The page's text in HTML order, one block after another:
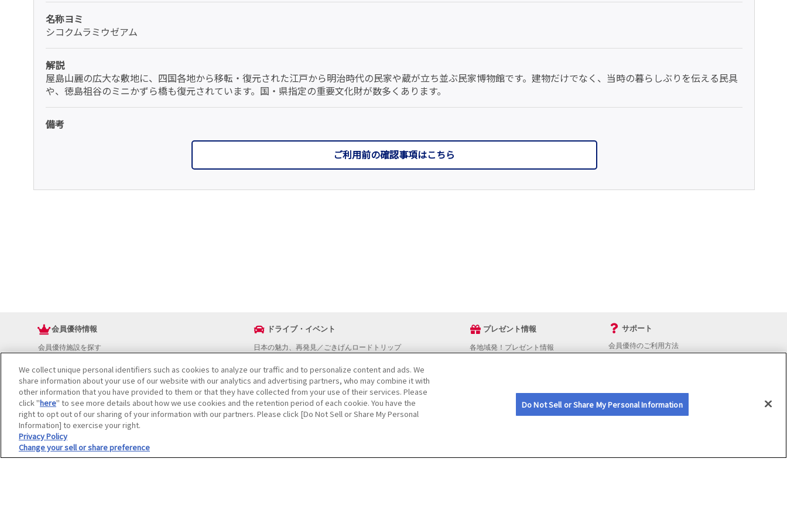
名称ヨミ
シコクムラミウゼアム
解説
屋島山麗の広大な敷地に、四国各地から移転・復元された江戸から明治時代の民家や蔵が立ち並ぶ民家博物館です。建物だけでなく、当時の暮らしぶりを伝える民具
や、徳島祖谷のミニかずら橋も復元されています。国・県指定の重要文化財が数多くあります。
備考
ご利用前の確認事項はこちら
会員優待情報
会員優待施設を探す
新規優待施設
海外で使える会員優待サービス
JAFプレミアムサービス
JAFライフサポート
JAF Mate
冊子JAF Mate・JAF PLUS
ドライブ・イベント
日本の魅力、再発見／ごきげんロードトリップ
おでかけスポットを探す
ドライブコースを探す
イベントを探す
地図から探す
プレゼント情報
各地域発！プレゼント情報
サポート
会員優待のご利用方法
会員優待サービスの提携をご検討の方へ
We collect unique personal identifiers such as cookies to analyze our traffic and to personalize content and ads. We
share information about your use of our website with our analytics and advertising partners, who may combine it with
other information that you have provided to them or that they have collected from your use of their services. Please
click "here" to see more details about how we use cookies and the retention period of each cookie. You have the
right to opt out of our sharing of your information with our partners. Please click [Do Not Sell or Share My Personal
Information] to exercise your right.
Privacy Policy
Change your sell or share preference
Do Not Sell or Share My Personal Information